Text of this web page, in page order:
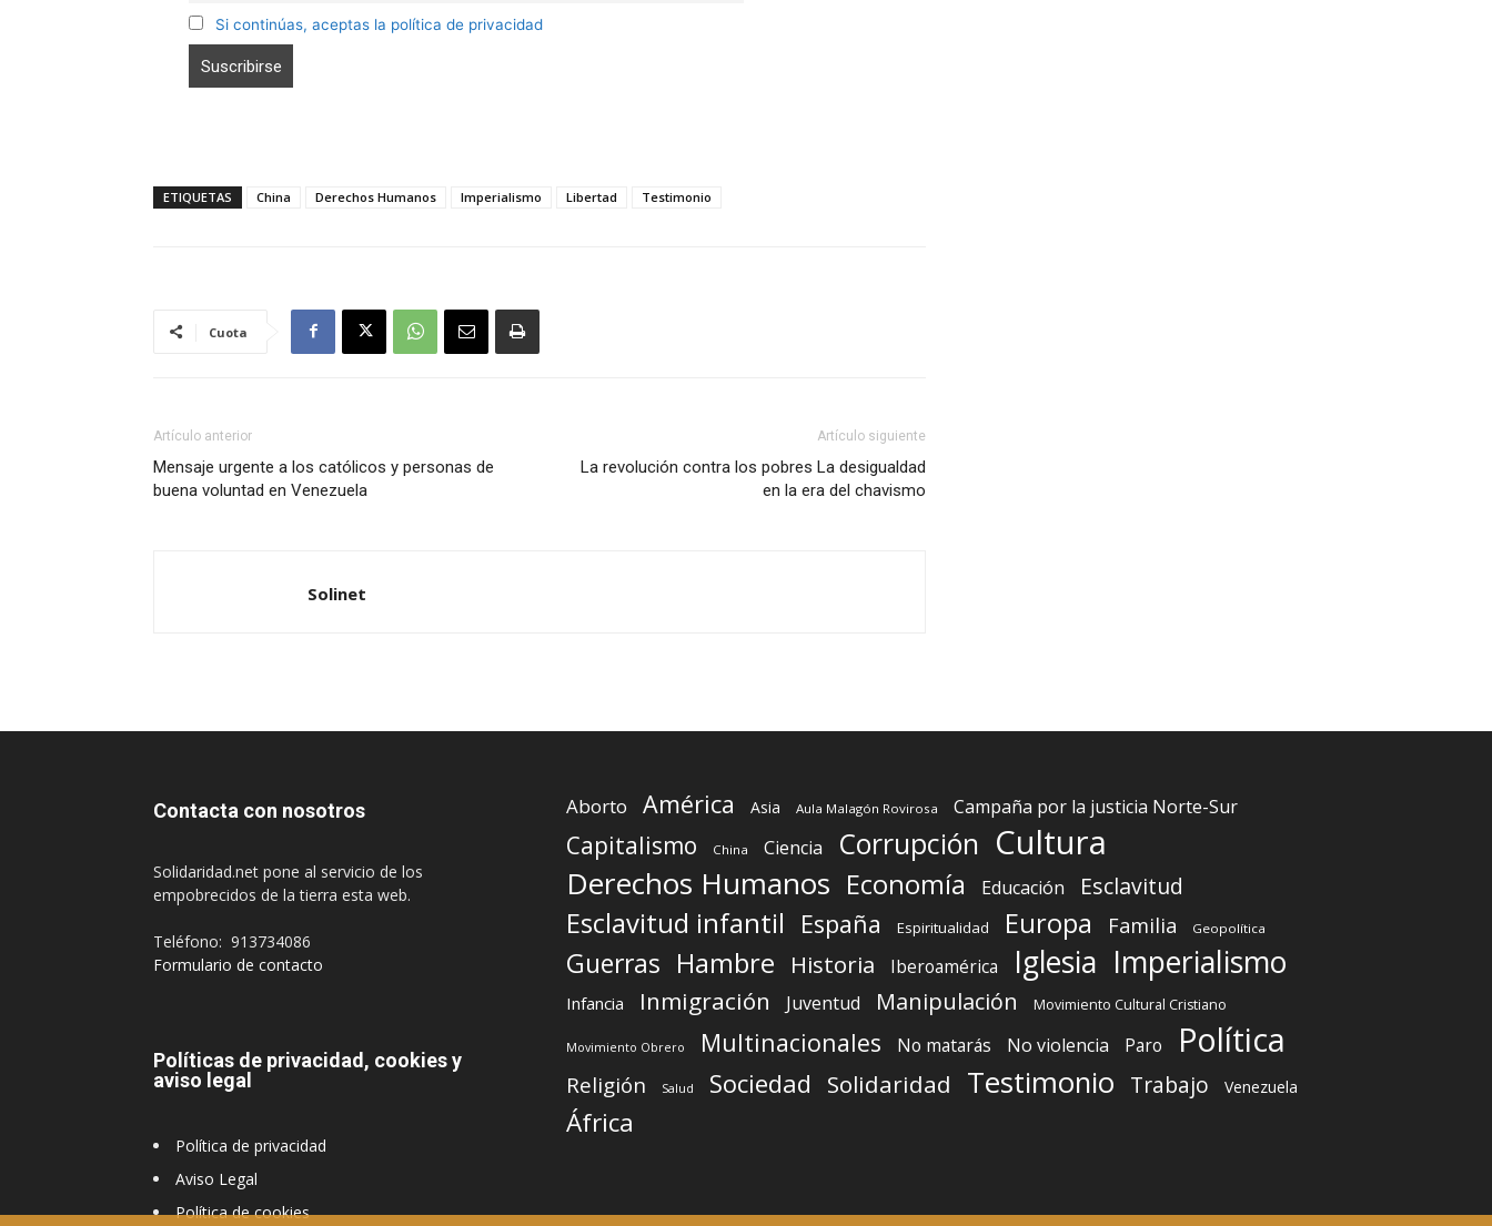
Si continúas, aceptas la política de privacidad
ETIQUETAS China Derechos Humanos Imperialismo Libertad Testimonio
Cuota
Artículo anterior
Mensaje urgente a los católicos y personas de
buena voluntad en Venezuela
Artículo siguiente
La revolución contra los pobres La desigualdad
en la era del chavismo
Solinet
Contacta con nosotros
Solidaridad.net pone al servicio de los
empobrecidos de la tierra esta web.
Teléfono: 913734086
Formulario de contacto
Políticas de privacidad, cookies y
aviso legal
Política de privacidad
Aviso Legal
Política de cookies
Aborto América Asia Aula Malagón Rovirosa Campaña por la justicia Norte-Sur
Capitalismo China Ciencia Corrupción Cultura
Derechos Humanos Economía Educación Esclavitud
Esclavitud infantil España Espiritualidad Europa Familia Geopolítica
Guerras Hambre Historia Iberoamérica Iglesia Imperialismo
Infancia Inmigración Juventud Manipulación Movimiento Cultural Cristiano
Movimiento Obrero Multinacionales No matarás No violencia Paro Política
Religión Salud Sociedad Solidaridad Testimonio Trabajo Venezuela
África